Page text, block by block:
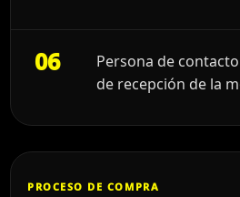
06
Persona de
de recepción de la
PROCESO DE COMPRA